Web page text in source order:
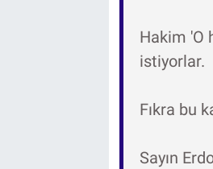
Hakim 'O
istiyorlar.
Fıkra bu
Sayın